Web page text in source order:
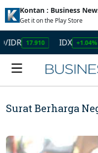
Kontan : Business
Get it on the Play Store
17.910 IDX +1.04%
Surat Berharga